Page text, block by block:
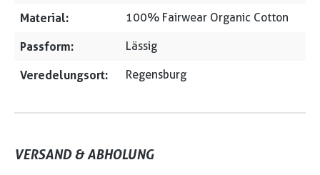
Material: 100% Fairwear Organic Cotton
Passform: Lässig
Veredelungsort: Regensburg
VERSAND & ABHOLUNG